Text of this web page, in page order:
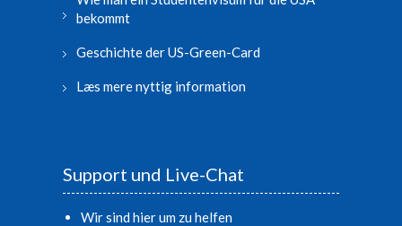
bekommt
Geschichte der US-Green-Card
Læs mere nyttig information
Support und Live-Chat
Wir sind hier um zu helfen